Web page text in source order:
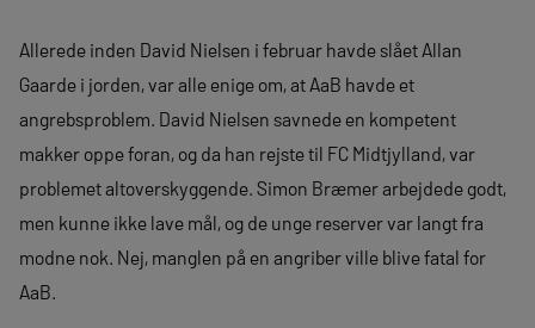
Allerede inden David Nielsen i februar havde slået Allan
Gaarde i jorden, var alle enige om, at AaB havde et
angrebsproblem. David Nielsen savnede en kompetent
makker oppe foran, og da han rejste til FC Midtjylland, var
problemet altoverskyggende. Simon Bræmer arbejdede godt,
men kunne ikke lave mål, og de unge reserver var langt fra
modne nok. Nej, manglen på en angriber ville blive fatal for
AaB.